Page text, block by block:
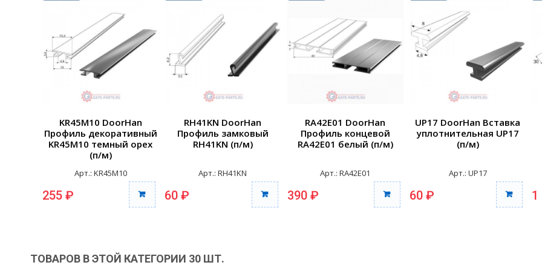
KR45M10 DoorHan
Профиль декоративный
KR45M10 темный орех
(п/м)
Арт.: KR45M10
255 ₽
RH41KN DoorHan
Профиль замковый
RH41KN (п/м)
Арт.: RH41KN
60 ₽
RA42E01 DoorHan
Профиль концевой
RA42E01 белый (п/м)
Арт.: RA42E01
390 ₽
UP17 DoorHan Вставка
уплотнительная UP17
(п/м)
Арт.: UP17
60 ₽ 1
ТОВАРОВ В ЭТОЙ КАТЕГОРИИ 30 ШТ.